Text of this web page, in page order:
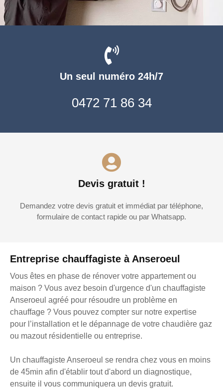
Entreprise chauffagiste à Anseroeul
Vous êtes en phase de rénover votre appartement ou
maison ? Vous avez besoin d'urgence d'un chauffagiste
Anseroeul agréé pour résoudre un problème en
chauffage ? Vous pouvez compter sur notre expertise
pour l’installation et le dépannage de votre chaudière gaz
ou mazout résidentielle ou entreprise.
Un chauffagiste Anseroeul se rendra chez vous en moins
de 45min afin d'établir tout d'abord un diagnostique,
ensuite il vous communiquera un devis gratuit.
Un seul numéro 24h/7
0472 71 86 34
Devis gratuit !
Demandez votre devis gratuit et immédiat par téléphone,
formulaire de contact rapide ou par Whatsapp.